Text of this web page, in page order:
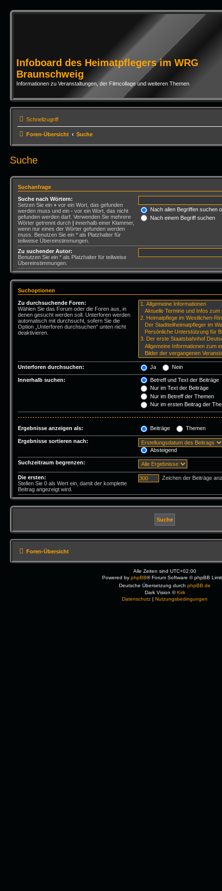
Infoboard des Heimatpflegers im WRG
Braunschweig
Informationen zu Veranstaltungen, der Filmcollage und weiteren Themen
Schnellzugriff
Foren-Übersicht Suche
Suche
Suchanfrage
Suche nach Wörtern:
Setzen Sie ein + vor ein Wort, das gefunden
werden muss und ein - vor ein Wort, das nicht
gefunden werden darf. Verwenden Sie mehrere
Wörter getrennt durch | innerhalb einer Klammer,
wenn nur eines der Wörter gefunden werden
muss. Benutzen Sie ein * als Platzhalter für
teilweise Übereinstimmungen.
Nach allen Begriffen suchen
Nach einem Begriff suchen
Zu suchender Autor:
Benutzen Sie ein * als Platzhalter für teilweise
Übereinstimmungen.
Suchoptionen
Zu durchsuchende Foren:
Wählen Sie das Forum oder die Foren aus, in
denen gesucht werden soll. Unterforen werden
automatisch mit durchsucht, sofern Sie die
Option „Unterforen durchsuchen“ unten nicht
deaktivieren.
Unterforen durchsuchen: Ja Nein
Innerhalb suchen:
Betreff und Text der Beiträge
Nur im Text der Beiträge
Nur im Betreff der Themen
Nur im ersten Beitrag der
Ergebnisse anzeigen als: Beiträge Themen
Ergebnisse sortieren nach:
Absteigend
Suchzeitraum begrenzen:
Die ersten:
Stellen Sie 0 als Wert ein, damit der komplette
Beitrag angezeigt wird.
Zeichen der Beiträge
Foren-Übersicht
Alle Zeiten sind UTC+02:00
Powered by phpBB® Forum Software © phpBB
Deutsche Übersetzung durch phpBB.de
Dark Vision ©Kirk
Datenschutz | Nutzungsbedingungen